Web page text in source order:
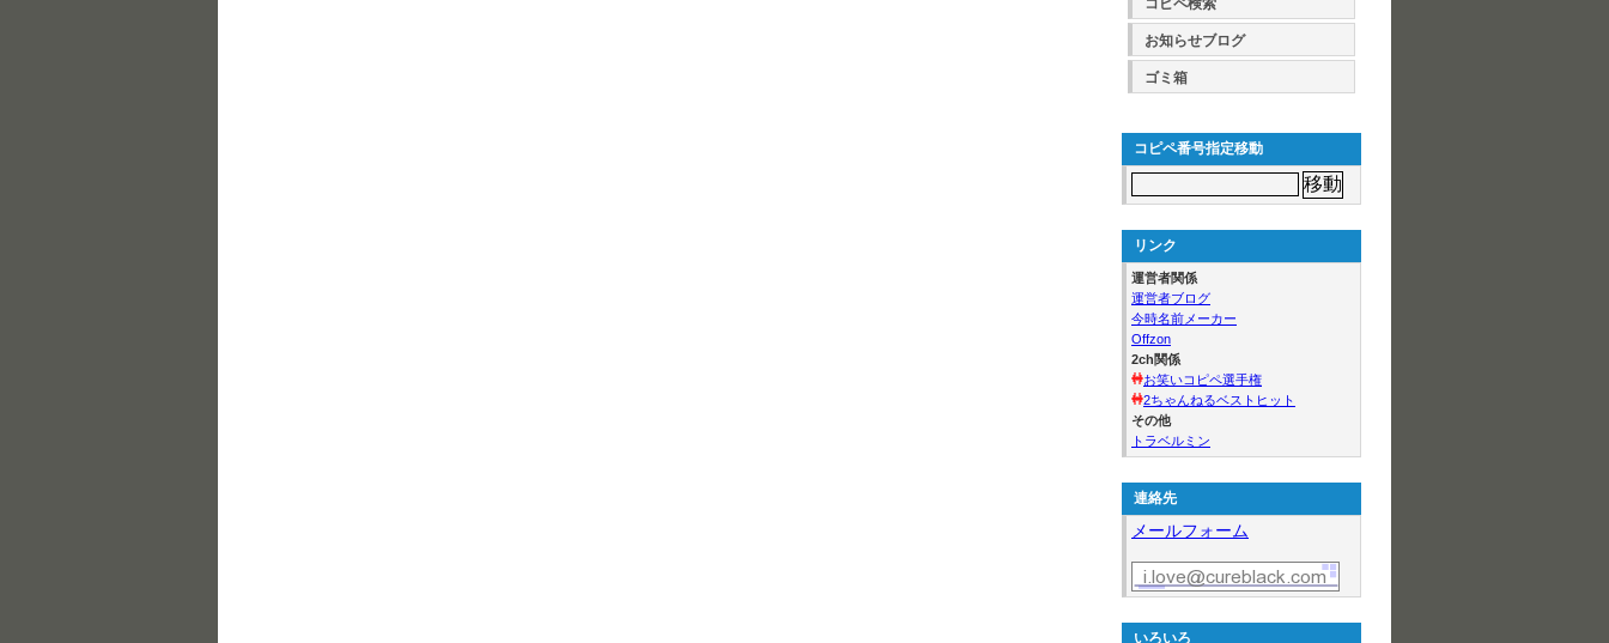
コピペ検索
お知らせブログ
ゴミ箱
コピペ番号指定移動
リンク
運営者関係
運営者ブログ
今時名前メーカー
Offzon
2ch関係
お笑いコピペ選手権
2ちゃんねるベストヒット
その他
トラベルミン
連絡先
メールフォーム
いろいろ